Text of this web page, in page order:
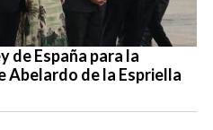
de España para la
Abelardo de la Espriella